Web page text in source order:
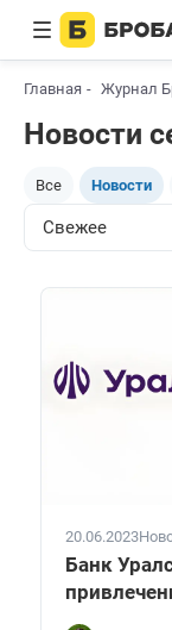
Главная Журнал
Новости
Все Новости
Свежее
20.06.2023
Банк